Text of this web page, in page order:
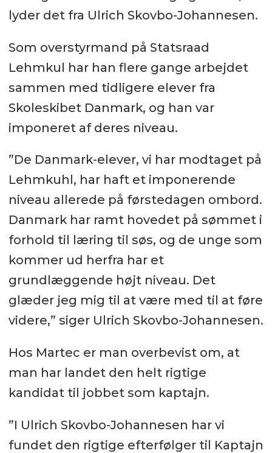
lyder det fra Ulrich Skovbo-Johannesen.
Som overstyrmand på Statsraad
Lehmkul har han flere gange arbejdet
sammen med tidligere elever fra
Skoleskibet Danmark, og han var
imponeret af deres niveau.
”De Danmark-elever, vi har modtaget på
Lehmkuhl, har haft et imponerende
niveau allerede på førstedagen ombord.
Danmark har ramt hovedet på sømmet i
forhold til læring til søs, og de unge som
kommer ud herfra har et
grundlæggende højt niveau. Det
glæder jeg mig til at være med til at føre
videre,” siger Ulrich Skovbo-Johannesen.
Hos Martec er man overbevist om, at
man har landet den helt rigtige
kandidat til jobbet som kaptajn.
”I Ulrich Skovbo-Johannesen har vi
fundet den rigtige efterfølger til Kaptajn